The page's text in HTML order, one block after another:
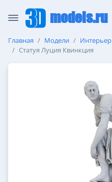
models.ru
Главная Модели Интерьер
Статуя Луция Квинкция